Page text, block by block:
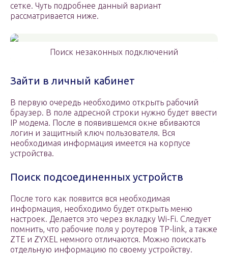
сетке. Чуть подробнее данный вариант
рассматривается ниже.
Поиск незаконных подключений
Зайти в личный кабинет
В первую очередь необходимо открыть рабочий
браузер. В поле адресной строки нужно будет ввести
IP модема. После в появившемся окне вбиваются
логин и защитный ключ пользователя. Вся
необходимая информация имеется на корпусе
устройства.
Поиск подсоединенных устройств
После того как появится вся необходимая
информация, необходимо будет открыть меню
настроек. Делается это через вкладку Wi-Fi. Следует
помнить, что рабочие поля у роутеров TP-link, а также
ZTE и ZYXEL немного отличаются. Можно поискать
отдельную информацию по своему устройству.